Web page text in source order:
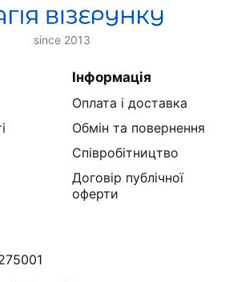
since 2013
Інформація
Оплата і доставка
Обмін та повернення
Співробітництво
Договір публічної
оферти